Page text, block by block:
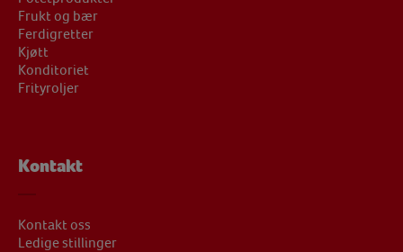
Frukt og bær
Ferdigretter
Kjøtt
Konditoriet
Frityroljer
Kontakt
Kontakt oss
Ledige stillinger